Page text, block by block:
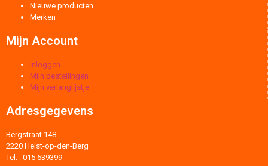
Nieuwe producten
Merken
Mijn Account
Inloggen
Mijn bestellingen
Mijn verlanglijstje
Adresgegevens
Bergstraat 148
2220 Heist-op-den-Berg
Tel. : 015 639399